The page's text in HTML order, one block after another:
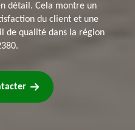
détail. Cela montre un
du client et une
de qualité dans la région